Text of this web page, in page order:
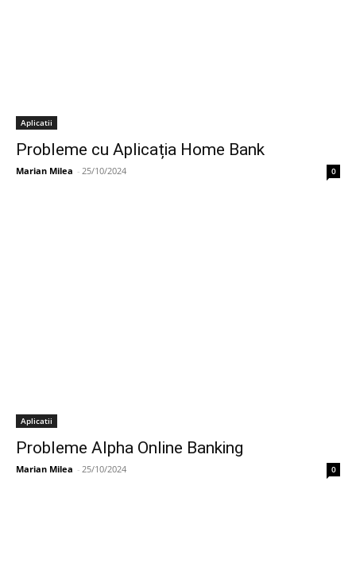
Aplicatii
Probleme cu Aplicația Home Bank
Marian Milea - 25/10/2024 0
Aplicatii
Probleme Alpha Online Banking
Marian Milea - 25/10/2024 0